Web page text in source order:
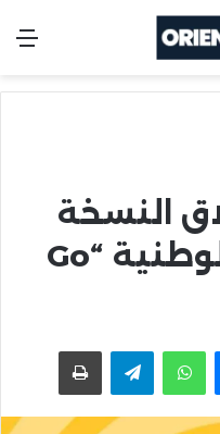
النسخة
الثانية للقافلة الوطنية “Go
Messenger
WhatsApp
Telegramاطبعها